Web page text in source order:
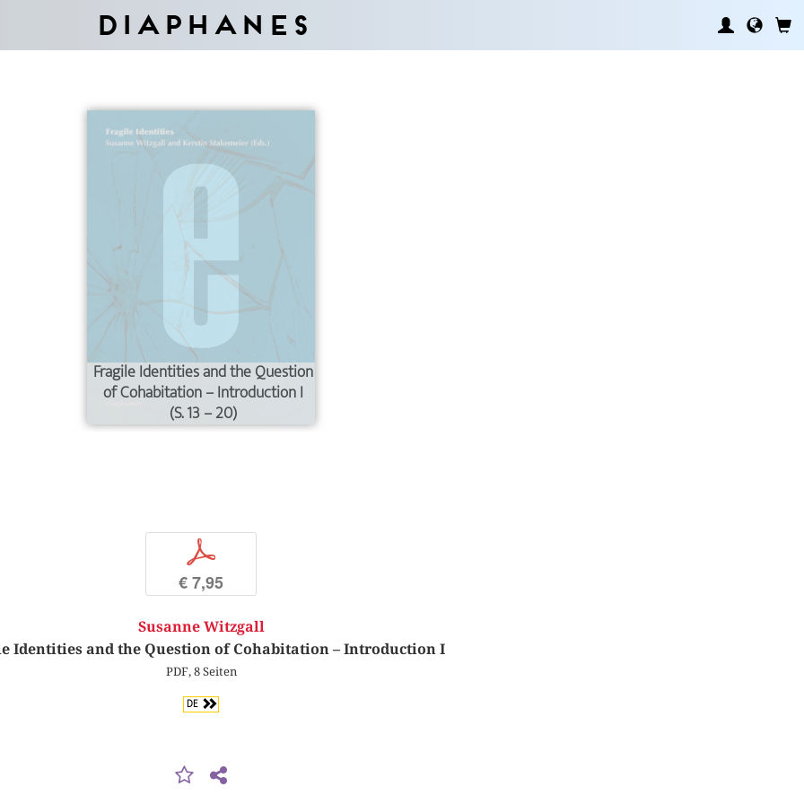
Diaphanes
Fragile Identities and the Question
of Cohabitation – Introduction I
(S. 13 – 20)
p
€ 7,95
Susanne Witzgall
Identities and the Question of Cohabitation – Introduction I
PDF, 8 Seiten
DE